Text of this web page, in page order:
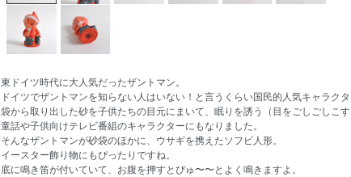
東ドイツ時代に大人気だったザントマン。
ドイツでザントマンを知らない人はいない！と言うくらい国民的人気キャラクタ
袋から取り出した砂を子供たちの目元にまいて、眠りを誘う（目をごしごしこ
童話や子供向けテレビ番組のキャラクターにもなりました。
そんなザントマンが砂袋のほかに、ウサギを携えたソフビ人形。
イースター飾り物にもぴったりですね。
底に鳴き笛が付いていて、お腹を押すとぴゅ〜〜とよく鳴きますよ。